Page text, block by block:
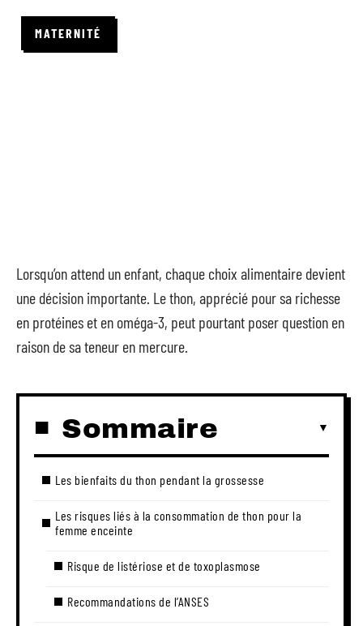
MATERNITÉ
Lorsqu’on attend un enfant, chaque choix alimentaire devient
une décision importante. Le thon, apprécié pour sa richesse
en protéines et en oméga-3, peut pourtant poser question en
raison de sa teneur en mercure.
Sommaire
Les bienfaits du thon pendant la grossesse
Les risques liés à la consommation de thon pour la
femme enceinte
Risque de listériose et de toxoplasmose
Recommandations de l’ANSES